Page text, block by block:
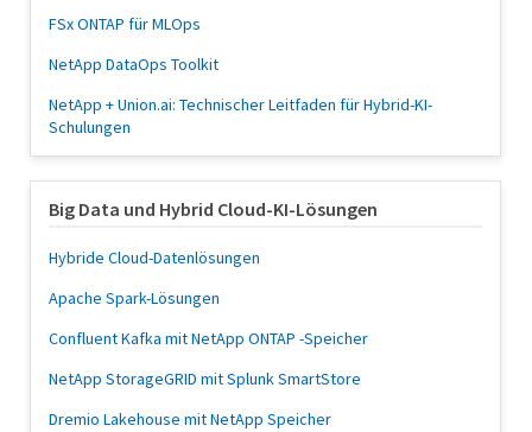
FSx ONTAP für MLOps
NetApp DataOps Toolkit
NetApp + Union.ai: Technischer Leitfaden für Hybrid-KI-
Schulungen
Big Data und Hybrid Cloud-KI-Lösungen
Hybride Cloud-Datenlösungen
Apache Spark-Lösungen
Confluent Kafka mit NetApp ONTAP -Speicher
NetApp StorageGRID mit Splunk SmartStore
Dremio Lakehouse mit NetApp Speicher